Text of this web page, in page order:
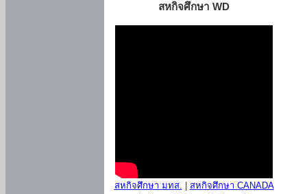
สหกิจศึกษา WD
สหกิจศึกษา มทส.
สหกิจศึกษา CANADA